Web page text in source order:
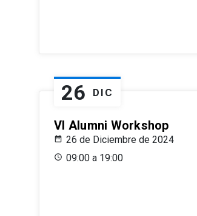
26 DIC
VI Alumni Workshop
26 de Diciembre de 2024
09:00 a 19:00